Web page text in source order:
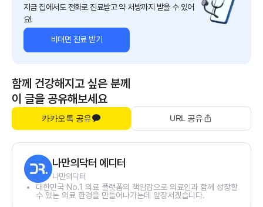
지금 집에서도 전화로 진료받고 약 처방까지 받을 수 있어
요!
비대면 진료 받기
함께 건강해지고 싶은 분께
이 글을 공유해보세요
카카오톡 공유 URL 공유
나만의닥터 에디터
나만의닥터
대한민국 No.1 의료 플랫폼의 책임감으로 의료인과 함께 성장할
수 있는 의료 환경을 만들어나가는데 앞장서겠습니다.